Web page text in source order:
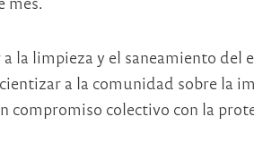
la limpieza y el saneamiento del
a la comunidad sobre la
compromiso colectivo con la